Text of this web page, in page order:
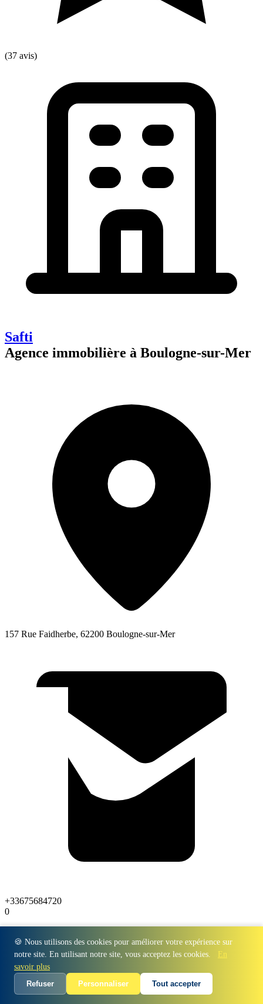
🍪 Nous utilisons des cookies pour améliorer votre expérience sur
notre site. En utilisant notre site, vous acceptez les cookies.
En
savoir plus
Refuser
Personnaliser Tout accepter
(37 avis)
Safti
Agence immobilière à Boulogne-sur-Mer
157 Rue Faidherbe, 62200 Boulogne-sur-Mer
+33675684720
0